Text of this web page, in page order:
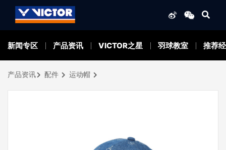
新闻专区 产品资讯 VICTOR之星 羽球教室 推荐
产品资讯 配件 运动帽